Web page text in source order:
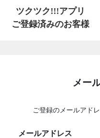
ツクツク!!!アプリ
ご登録済みのお客様
メー
ご登録のメールアド
メールアドレス